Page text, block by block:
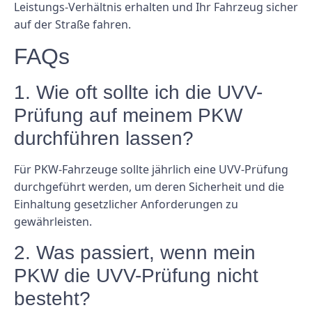
Leistungs-Verhältnis erhalten und Ihr Fahrzeug sicher
auf der Straße fahren.
FAQs
1. Wie oft sollte ich die UVV-
Prüfung auf meinem PKW
durchführen lassen?
Für PKW-Fahrzeuge sollte jährlich eine UVV-Prüfung
durchgeführt werden, um deren Sicherheit und die
Einhaltung gesetzlicher Anforderungen zu
gewährleisten.
2. Was passiert, wenn mein
PKW die UVV-Prüfung nicht
besteht?